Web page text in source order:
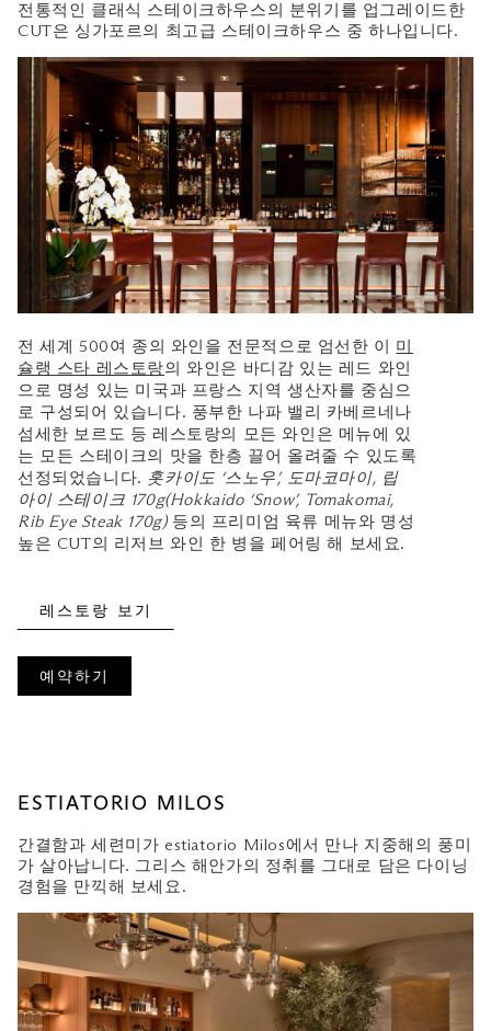
전통적인 클래식 스테이크하우스의 분위기를 업그레이드한
CUT은 싱가포르의 최고급 스테이크하우스 중 하나입니다.
전 세계 500여 종의 와인을 전문적으로 엄선한 이 미
슐랭 스타 레스토랑의 와인은 바디감 있는 레드 와인
으로 명성 있는 미국과 프랑스 지역 생산자를 중심으
로 구성되어 있습니다. 풍부한 나파 밸리 카베르네나
섬세한 보르도 등 레스토랑의 모든 와인은 메뉴에 있
는 모든 스테이크의 맛을 한층 끌어 올려줄 수 있도록
선정되었습니다. 홋카이도 ‘스노우’, 도마코마이, 립
아이 스테이크 170g(Hokkaido ‘Snow’, Tomakomai,
Rib Eye Steak 170g)등의 프리미엄 육류 메뉴와 명성
높은 CUT의 리저브 와인 한 병을 페어링 해 보세요.
레스토랑 보기
예약하기
ESTIATORIO MILOS
간결함과 세련미가 estiatorio Milos에서 만나 지중해의 풍미
가 살아납니다. 그리스 해안가의 정취를 그대로 담은 다이닝
경험을 만끽해 보세요.